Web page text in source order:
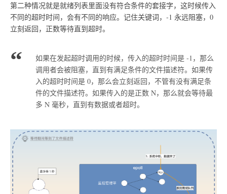
第二种情况就是就绪列表里面没有符合条件的套接字，这时候传入
不同的超时时间，会有不同的响应。记住关键词，-1 永远阻塞，0
立刻返回，正数等待直到超时。
如果在发起超时调用的时候，传入的超时时间是 -1，那么
调用者会被阻塞，直到有满足条件的文件描述符。如果传
入的超时时间是 0，那么会立刻返回，不管有没有满足条
件的文件描述符。如果传入的是正数 N，那么就会等待最
多 N 毫秒，直到有数据或者超时。